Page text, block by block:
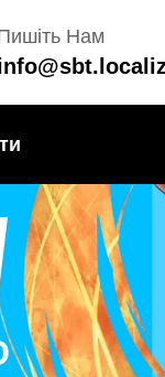
Нам